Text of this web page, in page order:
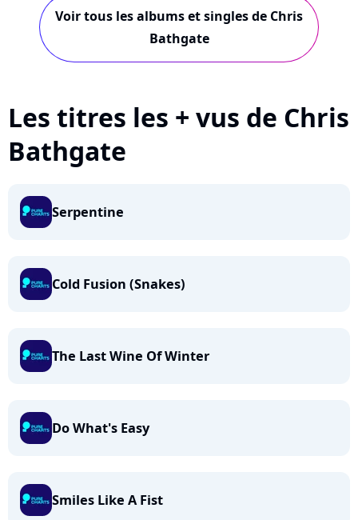
Voir tous les albums et singles de Chris
Bathgate
Les titres les + vus de Chris
Bathgate
Serpentine
Cold Fusion (Snakes)
The Last Wine Of Winter
Do What's Easy
Smiles Like A Fist